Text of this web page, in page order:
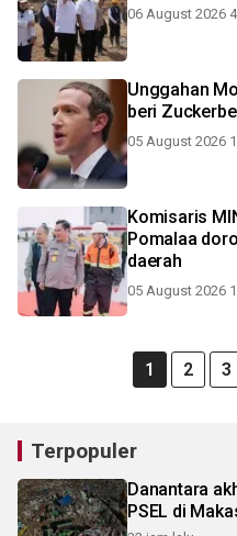
06 August 2026
Unggahan
beri
05 August 2026
Komisaris
Pomalaa
daerah
05 August 2026
1 2 3
Terpopuler
Danantara
PSEL di